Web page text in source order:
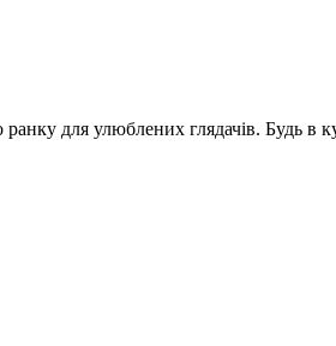
для улюблених глядачів. Будь в